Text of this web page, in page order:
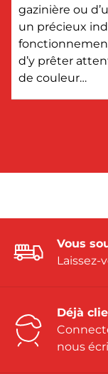
gazinière ou
un précieux
d’y prêter
de couleur…
Vous
Laissez-
Déjà
nous